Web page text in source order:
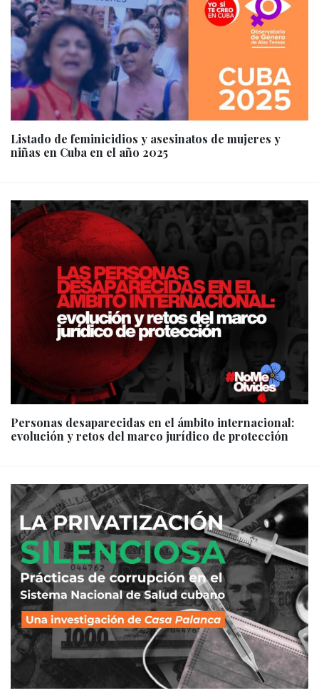
Listado de feminicidios y asesinatos de mujeres y
niñas en Cuba en el año 2025
Personas desaparecidas en el ámbito internacional:
evolución y retos del marco jurídico de protección